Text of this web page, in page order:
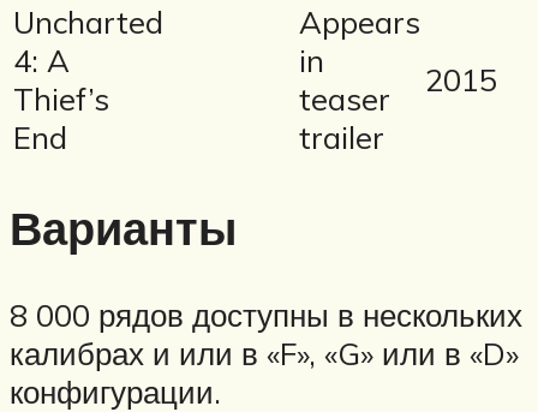
Uncharted
4: A
Thief’s
End
Appears
in
teaser
trailer
2015
Варианты
8 000 рядов доступны в нескольких
калибрах и или в «F», «G» или в «D»
конфигурации.